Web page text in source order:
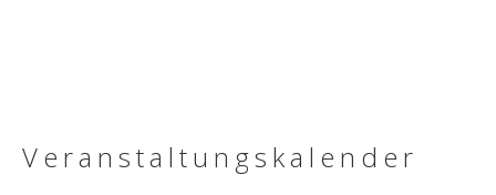
Veranstaltungskalender